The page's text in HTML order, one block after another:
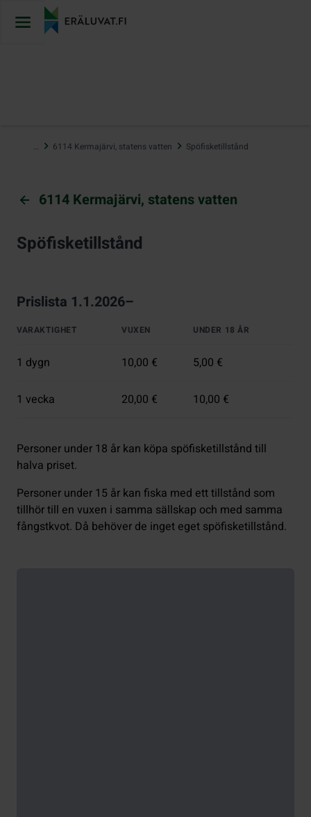
… 6114 Kermajärvi, statens vatten Spöfisketillstånd
6114 Kermajärvi, statens vatten
Spöfisketillstånd
Prislista 1.1.2026–
VARAKTIGHET VUXEN UNDER 18 ÅR
1 dygn 10,00 € 5,00 €
1 vecka 20,00 € 10,00 €
Personer under 18 år kan köpa spöfisketillstånd till
halva priset.
Personer under 15 år kan fiska med ett tillstånd som
tillhör till en vuxen i samma sällskap och med samma
fångstkvot. Då behöver de inget eget spöfisketillstånd.